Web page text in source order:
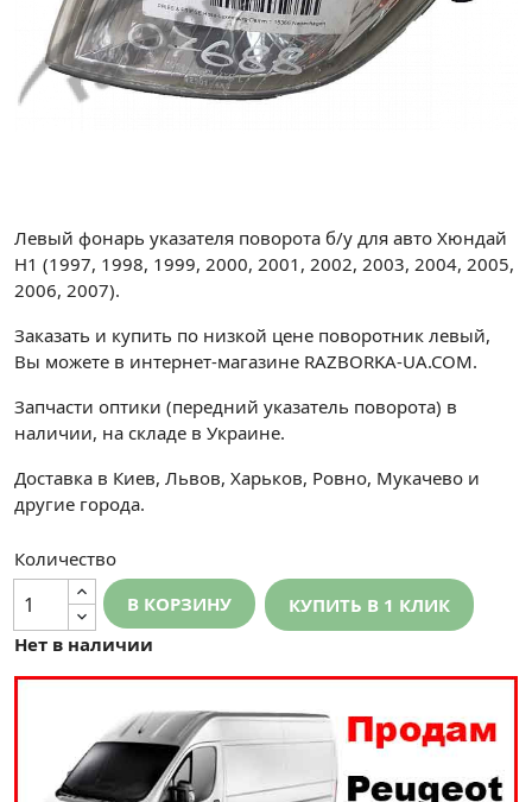
Левый фонарь указателя поворота б/у для авто Хюндай
H1 (1997, 1998, 1999, 2000, 2001, 2002, 2003, 2004, 2005,
2006, 2007).
Заказать и купить по низкой цене поворотник левый,
Вы можете в интернет-магазине RAZBORKA-UA.COM.
Запчасти оптики (передний указатель поворота) в
наличии, на складе в Украине.
Доставка в Киев, Львов, Харьков, Ровно, Мукачево и
другие города.
Количество
В КОРЗИНУ
КУПИТЬ В 1 КЛИК
Нет в наличии